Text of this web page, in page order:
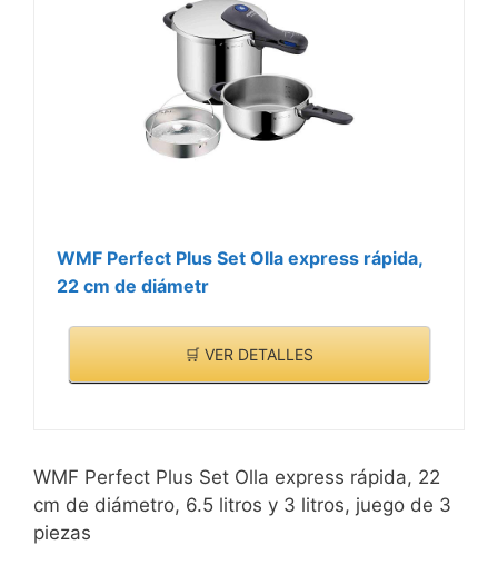
WMF Perfect Plus Set Olla express rápida,
22 cm de diámetr
🛒 VER DETALLES
WMF Perfect Plus Set Olla express rápida, 22
cm de diámetro, 6.5 litros y 3 litros, juego de 3
piezas